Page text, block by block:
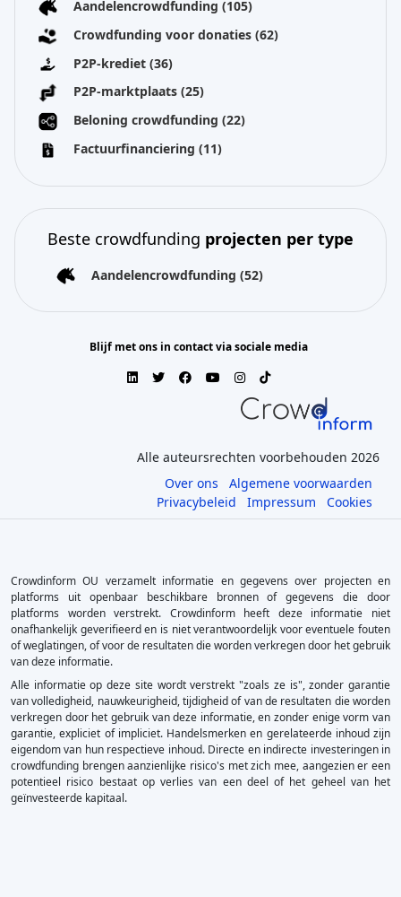
Aandelencrowdfunding (105)
Crowdfunding voor donaties (62)
P2P-krediet (36)
P2P-marktplaats (25)
Beloning crowdfunding (22)
Factuurfinanciering (11)
Beste crowdfunding projecten per type
Aandelencrowdfunding (52)
Blijf met ons in contact via sociale media
Alle auteursrechten voorbehouden 2026
Over ons
Algemene voorwaarden
Privacybeleid
Impressum Cookies
Crowdinform OU verzamelt informatie en gegevens over projecten en
platforms uit openbaar beschikbare bronnen of gegevens die door
platforms worden verstrekt. Crowdinform heeft deze informatie niet
onafhankelijk geverifieerd en is niet verantwoordelijk voor eventuele fouten
of weglatingen, of voor de resultaten die worden verkregen door het gebruik
van deze informatie.
Alle informatie op deze site wordt verstrekt "zoals ze is", zonder garantie
van volledigheid, nauwkeurigheid, tijdigheid of van de resultaten die worden
verkregen door het gebruik van deze informatie, en zonder enige vorm van
garantie, expliciet of impliciet. Handelsmerken en gerelateerde inhoud zijn
eigendom van hun respectieve inhoud. Directe en indirecte investeringen in
crowdfunding brengen aanzienlijke risico's met zich mee, aangezien er een
potentieel risico bestaat op verlies van een deel of het geheel van het
geïnvesteerde kapitaal.